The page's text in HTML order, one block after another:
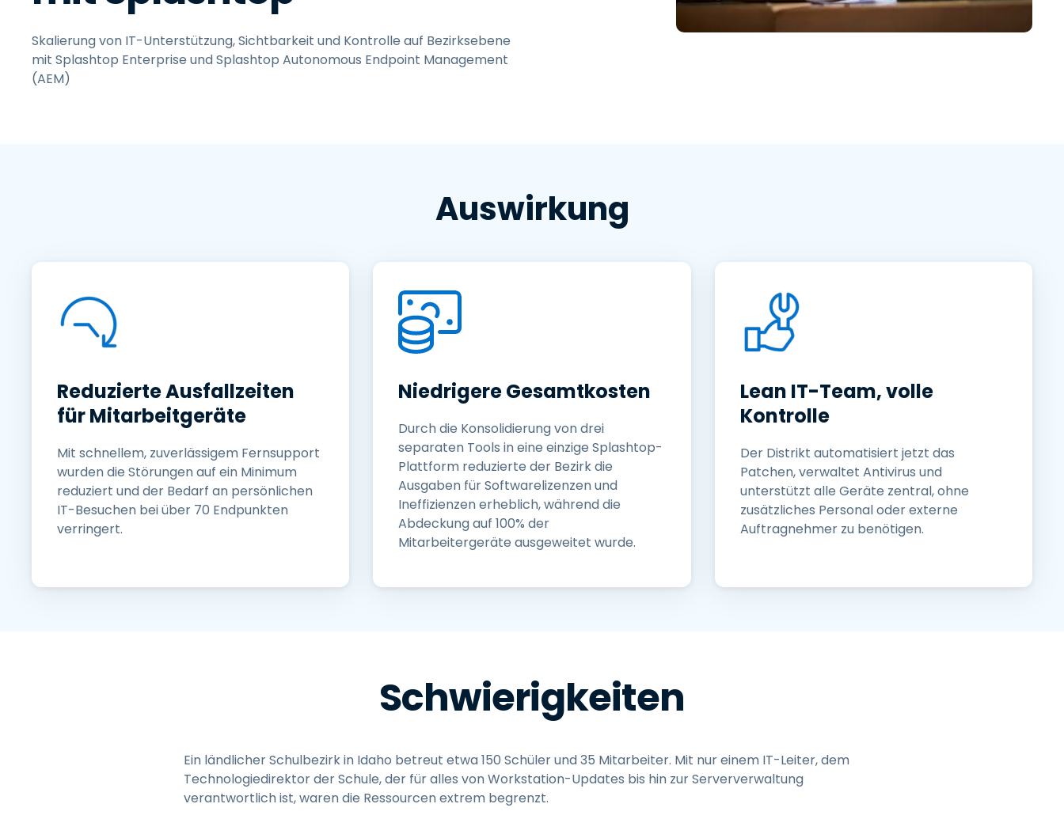
RDP/SSH/VNC
Fernarbeit mit Wacom
日本語
한국어
Skalierung von IT-Unterstützung, Sichtbarkeit und Kontrolle auf Bezirksebene
mit Splashtop Enterprise und Splashtop Autonomous Endpoint Management
(AEM)
Auswirkung
Reduzierte Ausfallzeiten
für Mitarbeitgeräte
Mit schnellem, zuverlässigem Fernsupport
wurden die Störungen auf ein Minimum
reduziert und der Bedarf an persönlichen
IT-Besuchen bei über 70 Endpunkten
verringert.
Niedrigere Gesamtkosten
Durch die Konsolidierung von drei
separaten Tools in eine einzige Splashtop-
Plattform reduzierte der Bezirk die
Ausgaben für Softwarelizenzen und
Ineffizienzen erheblich, während die
Abdeckung auf 100% der
Mitarbeitergeräte ausgeweitet wurde.
Lean IT-Team, volle
Kontrolle
Der Distrikt automatisiert jetzt das
Patchen, verwaltet Antivirus und
unterstützt alle Geräte zentral, ohne
zusätzliches Personal oder externe
Auftragnehmer zu benötigen.
Schwierigkeiten
Ein ländlicher Schulbezirk in Idaho betreut etwa 150 Schüler und 35 Mitarbeiter. Mit nur einem IT-Leiter, dem
Technologiedirektor der Schule, der für alles von Workstation-Updates bis hin zur Serververwaltung
verantwortlich ist, waren die Ressourcen extrem begrenzt.